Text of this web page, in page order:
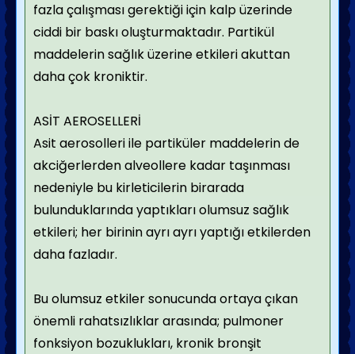
fazla çalışması gerektiği için kalp üzerinde
ciddi bir baskı oluşturmaktadır. Partikül
maddelerin sağlık üzerine etkileri akuttan
daha çok kroniktir.
ASİT AEROSELLERİ
Asit aerosolleri ile partiküler maddelerin de
akciğerlerden alveollere kadar taşınması
nedeniyle bu kirleticilerin birarada
bulunduklarında yaptıkları olumsuz sağlık
etkileri; her birinin ayrı ayrı yaptığı etkilerden
daha fazladır.
Bu olumsuz etkiler sonucunda ortaya çıkan
önemli rahatsızlıklar arasında; pulmoner
fonksiyon bozuklukları, kronik bronşit